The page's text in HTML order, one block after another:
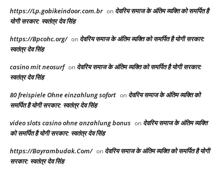
https://Lp.gobikeindoor.com.br on देवरिय समाज के अंतिम व्यक्ति को समर्पित है
योगी सरकार: स्वतंत्र देव सिंह
https://Bpcohc.org/ on देवरिय समाज के अंतिम व्यक्ति को समर्पित है योगी सरकार:
स्वतंत्र देव सिंह
casino mit neosurf on देवरिय समाज के अंतिम व्यक्ति को समर्पित है योगी सरकार:
स्वतंत्र देव सिंह
80 freispiele Ohne einzahlung sofort on देवरिय समाज के अंतिम व्यक्ति को
समर्पित है योगी सरकार: स्वतंत्र देव सिंह
video slots casino ohne anzahlung bonus on देवरिय समाज के अंतिम व्यक्ति
को समर्पित है योगी सरकार: स्वतंत्र देव सिंह
https://Bayrambudak.Com/ on देवरिय समाज के अंतिम व्यक्ति को समर्पित है योगी
सरकार: स्वतंत्र देव सिंह